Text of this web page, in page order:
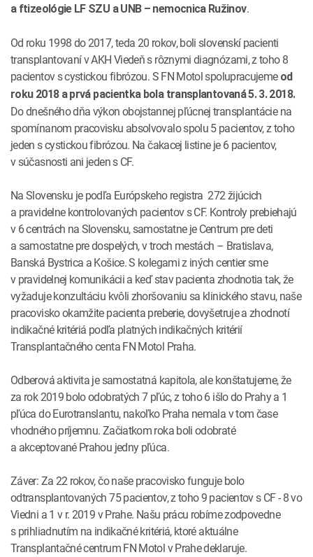
a ftizeológie LF SZU a UNB – nemocnica Ružinov.
Od roku 1998 do 2017, teda 20 rokov, boli slovenskí pacienti
transplantovaní v AKH Viedeň s rôznymi diagnózami, z toho 8
pacientov s cystickou fibrózou. S FN Motol spolupracujeme od
roku 2018 a prvá pacientka bola transplantovaná 5. 3. 2018.
Do dnešného dňa výkon obojstannej pľúcnej transplantácie na
spomínanom pracovisku absolvovalo spolu 5 pacientov, z toho
jeden s cystickou fibrózou. Na čakacej listine je 6 pacientov,
v súčasnosti ani jeden s CF.
Na Slovensku je podľa Európskeho registra 272 žijúcich
a pravidelne kontrolovaných pacientov s CF. Kontroly prebiehajú
v 6 centrách na Slovensku, samostatne je Centrum pre deti
a samostatne pre dospelých, v troch mestách – Bratislava,
Banská Bystrica a Košice. S kolegami z iných centier sme
v pravidelnej komunikácii a keď stav pacienta zhodnotia tak, že
vyžaduje konzultáciu kvôli zhoršovaniu sa klinického stavu, naše
pracovisko okamžite pacienta preberie, dovyšetruje a zhodnotí
indikačné kritériá podľa platných indikačných kritérií
Transplantačného centa FN Motol Praha.
Odberová aktivita je samostatná kapitola, ale konštatujeme, že
za rok 2019 bolo odobratých 7 pľúc, z toho 6 išlo do Prahy a 1
pľúca do Eurotranslantu, nakoľko Praha nemala v tom čase
vhodného príjemnu. Začiatkom roka boli odobraté
a akceptované Prahou jedny pľúca.
Záver: Za 22 rokov, čo naše pracovisko funguje bolo
odtransplantovaných 75 pacientov, z toho 9 pacientov s CF - 8 vo
Viedni a 1 v r. 2019 v Prahe. Našu prácu robíme zodpovedne
s prihliadnutím na indikačné kritériá, ktoré aktuálne
Transplantačné centrum FN Motol v Prahe deklaruje.